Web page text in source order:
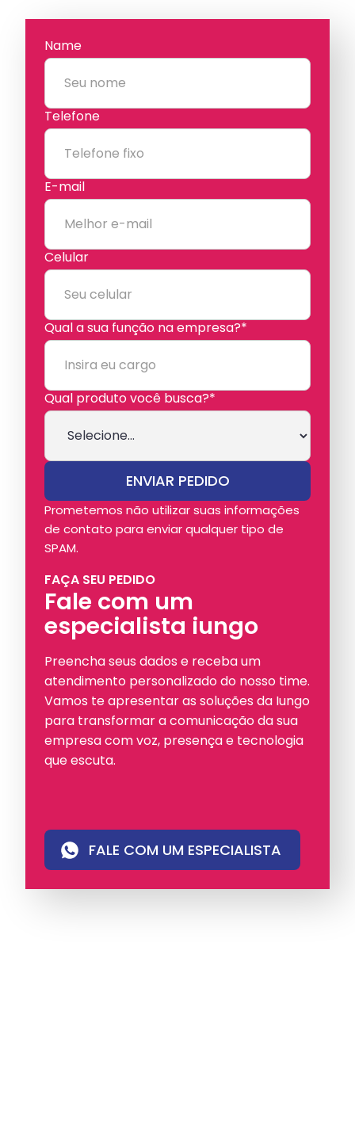
FAÇA SEU PEDIDO
Fale com um
especialista iungo
Preencha seus dados e receba um
atendimento personalizado do nosso time.
Vamos te apresentar as soluções da Iungo
para transformar a comunicação da sua
empresa com voz, presença e tecnologia
que escuta.
FALE COM UM ESPECIALISTA
Name
Telefone
E-mail
Celular
Qual a sua função na empresa?*
Qual produto você busca?*
Prometemos não utilizar suas informações
de contato para enviar qualquer tipo de
SPAM.